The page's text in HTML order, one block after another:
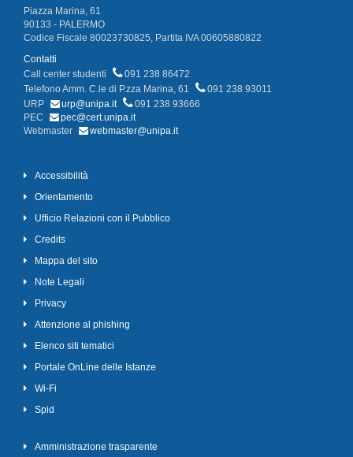
Piazza Marina, 61
90133 - PALERMO
Codice Fiscale 80023730825, Partita IVA 00605880822
Contatti
Call center studenti
091 238 86472
Telefono Amm. C.le di P.zza Marina, 61
091 238 93011
URP
urp@unipa.it
091 238 93666
PEC
pec@cert.unipa.it
Webmaster
webmaster@unipa.it
Accessibilità
Orientamento
Ufficio Relazioni con il Pubblico
Credits
Mappa del sito
Note Legali
Privacy
Attenzione al phishing
Elenco siti tematici
Portale OnLine delle Istanze
Wi-Fi
Spid
Amministrazione trasparente